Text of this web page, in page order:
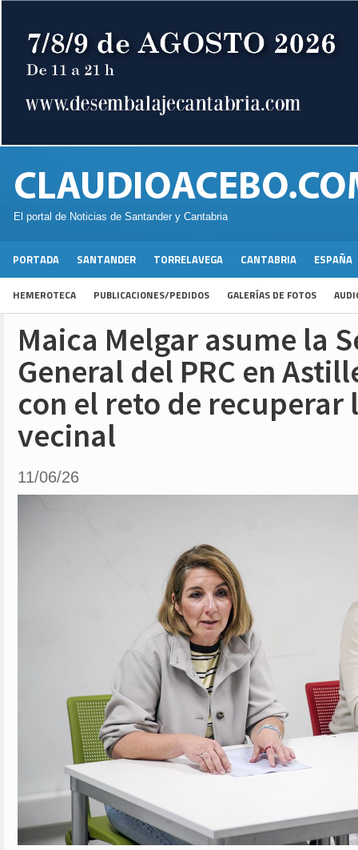
El portal de Noticias de Santander y Cantabria
PORTADA SANTANDER TORRELAVEGA CANTABRIA ESPAÑA
HEMEROTECA PUBLICACIONES/PEDIDOS GALERÍAS DE FOTOS
Maica Melgar asume la
General del PRC en
con el reto de recuperar
vecinal
11/06/26